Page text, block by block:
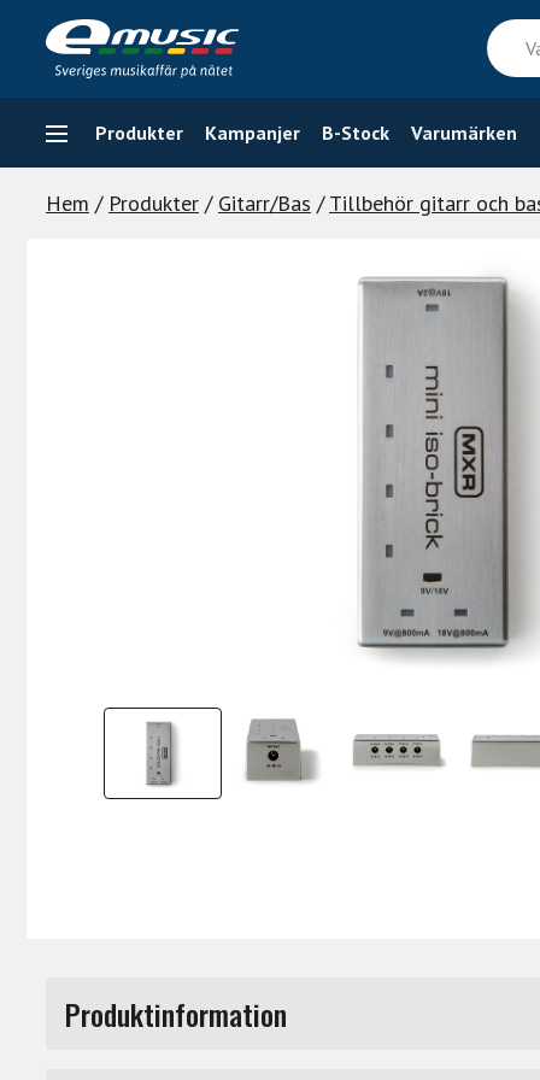
content
Vad
söker
du
efter?
Produkter Kampanjer B-Stock Varumärken
Hem / Produkter / Gitarr/Bas /Tillbehör gitarr och
Produktinformation